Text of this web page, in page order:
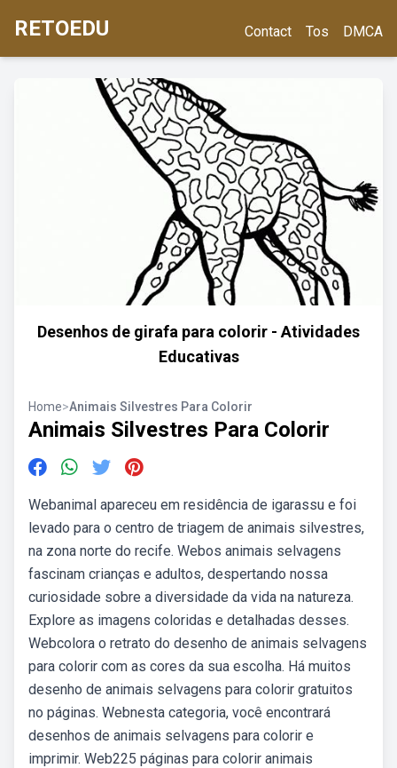
RETOEDU Contact Tos DMCA
Desenhos de girafa para colorir - Atividades
Educativas
Home>Animais Silvestres Para Colorir
Animais Silvestres Para Colorir
Webanimal apareceu em residência de igarassu e foi
levado para o centro de triagem de animais silvestres,
na zona norte do recife. Webos animais selvagens
fascinam crianças e adultos, despertando nossa
curiosidade sobre a diversidade da vida na natureza.
Explore as imagens coloridas e detalhadas desses.
Webcolora o retrato do desenho de animais selvagens
para colorir com as cores da sua escolha. Há muitos
desenho de animais selvagens para colorir gratuitos
no páginas. Webnesta categoria, você encontrará
desenhos de animais selvagens para colorir e
imprimir. Web225 páginas para colorir animais